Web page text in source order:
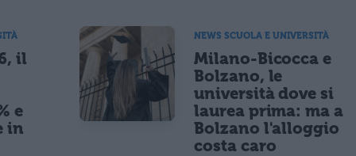
il
e
in
NEWS SCUOLA E UNIVERSITÀ
Milano-Bicocca e
Bolzano, le
università dove si
laurea prima: ma a
Bolzano l'alloggio
costa caro